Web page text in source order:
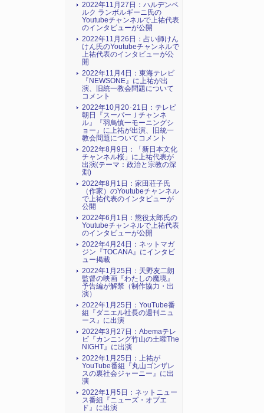
2022年11月27日：ハルデンベ
ルク ランボルギーニ氏の
Youtubeチャンネルで上祐代表
のインタビューが公開
2022年11月26日：占い師けん
けん氏のYoutubeチャンネルで
上祐代表のインタビューが公
開
2022年11月4日：東海テレビ
『NEWSONE』に上祐が出
演、旧統一教会問題について
コメント
2022年10月20･21日：テレビ
朝日『スーパーＪチャンネ
ル』『羽鳥慎一モーニングシ
ョー』に上祐が出演、旧統一
教会問題についてコメント
2022年8月9日：「新日本文化
チャンネル桜」に上祐代表が
出演(テーマ：政治と宗教の深
淵)
2022年8月1日：家田荘子氏
（作家）のYoutubeチャンネル
で上祐代表のインタビューが
公開
2022年6月1日：懲役太郎氏の
Youtubeチャンネルで上祐代表
のインタビューが公開
2022年4月24日：ネットマガ
ジン『TOCANA』にインタビ
ュー掲載
2022年1月25日：天野友二朗
監督の映画『わたしの魔境』
予告編が解禁（制作協力・出
演）
2022年1月25日：YouTube番
組『ダニエル社長の週刊ニュ
ース』に出演
2022年3月27日：Abemaテレ
ビ『カンニング竹山の土曜The
NIGHT』に出演
2022年1月25日：上祐が
YouTube番組『丸山ゴンザレ
スの裏社会ジャーニー』に出
演
2022年1月5日：ネットニュー
ス番組『ニューズ・オプエ
ド』に出演